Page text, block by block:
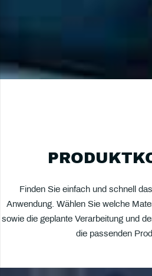
Finden Sie einfach und schnell
Anwendung. Wählen Sie welche
sowie die geplante Verarbeitung und
die passenden